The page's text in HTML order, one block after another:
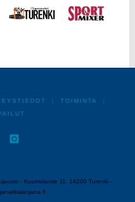
| TOIMINTA
|
- Kuumolantie 11, 14200 Turenki -